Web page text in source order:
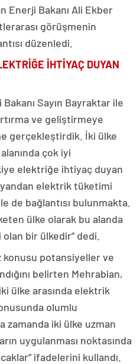
Enerji Bakanı Ali Ekber
görüşmenin
düzenledi.
İHTİYAÇ DUYAN
Sayın Bayraktar ile
ve geliştirmeye
gerçekleştirdik. İki ülke
çok iyi
elektriğe ihtiyaç duyan
elektrik tüketimi
de bağlantısı bulunmakta.
ülke olarak bu alanda
bir ülkedir” dedi.
konusu potansiyeller ve
belirten Mehrabian,
ülke arasında elektrik
olumlu
zamanda iki ülke uzman
uygulanması noktasında
ifadelerini kullandı.